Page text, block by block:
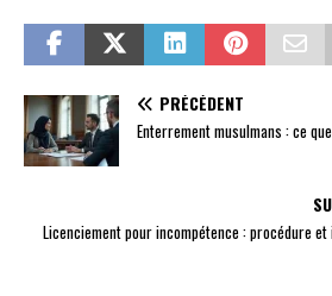
PRÉCÉDENT
Enterrement musulmans : ce
Licenciement pour incompétence : procédure et